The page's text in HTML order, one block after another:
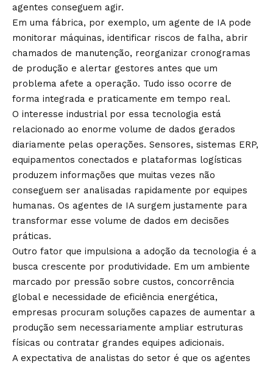
agentes conseguem agir.
Em uma fábrica, por exemplo, um agente de IA pode
monitorar máquinas, identificar riscos de falha, abrir
chamados de manutenção, reorganizar cronogramas
de produção e alertar gestores antes que um
problema afete a operação. Tudo isso ocorre de
forma integrada e praticamente em tempo real.
O interesse industrial por essa tecnologia está
relacionado ao enorme volume de dados gerados
diariamente pelas operações. Sensores, sistemas ERP,
equipamentos conectados e plataformas logísticas
produzem informações que muitas vezes não
conseguem ser analisadas rapidamente por equipes
humanas. Os agentes de IA surgem justamente para
transformar esse volume de dados em decisões
práticas.
Outro fator que impulsiona a adoção da tecnologia é a
busca crescente por produtividade. Em um ambiente
marcado por pressão sobre custos, concorrência
global e necessidade de eficiência energética,
empresas procuram soluções capazes de aumentar a
produção sem necessariamente ampliar estruturas
físicas ou contratar grandes equipes adicionais.
A expectativa de analistas do setor é que os agentes